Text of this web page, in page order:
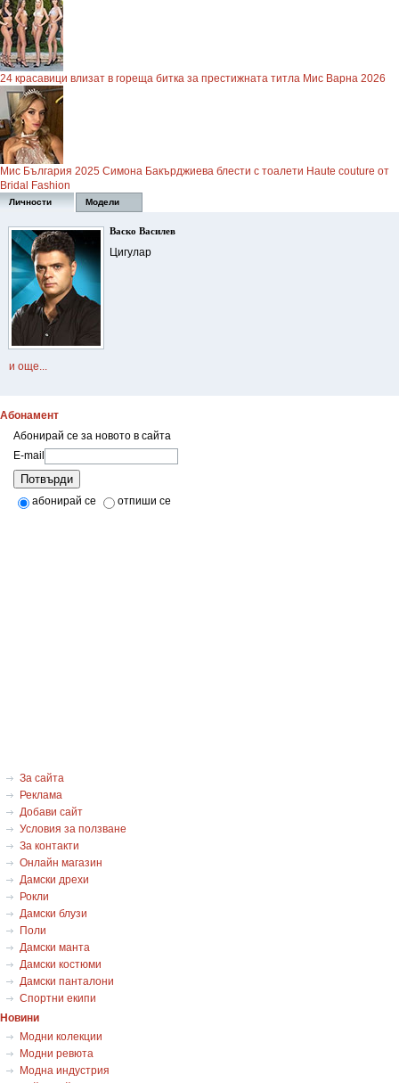
24 красавици влизат в гореща битка за престижната титла Мис Варна 2026
Мис България 2025 Симона Бакърджиева блести с тоалети Haute couture от
Bridal Fashion
Личности Модели
Васко Василев
Цигулар
и още...
Абонамент
Абонирай се за новото в сайта
E-mail
Потвърди
абонирай се отпиши се
За сайта
Реклама
Добави сайт
Условия за ползване
За контакти
Онлайн магазин
Дамски дрехи
Рокли
Дамски блузи
Поли
Дамски манта
Дамски костюми
Дамски панталони
Спортни екипи
Новини
Модни колекции
Модни ревюта
Модна индустрия